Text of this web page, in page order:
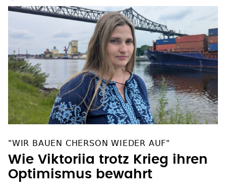
"WIR BAUEN CHERSON WIEDER AUF"
Wie Viktoriia trotz Krieg ihren
Optimismus bewahrt